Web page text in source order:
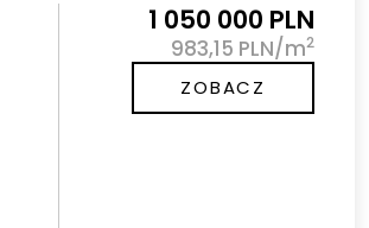
1 050 000 PLN
983,15 PLN/m2
ZOBACZ